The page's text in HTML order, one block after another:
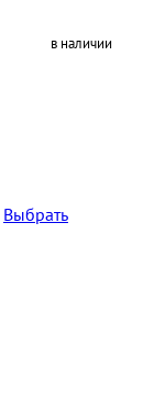
в наличии
Выбрать